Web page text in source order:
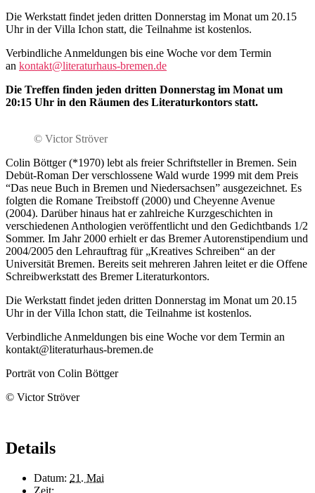
Die Werkstatt findet jeden dritten Donnerstag im Monat um 20.15
Uhr in der Villa Ichon statt, die Teilnahme ist kostenlos.
Verbindliche Anmeldungen bis eine Woche vor dem Termin
an kontakt@literaturhaus-bremen.de
Die Treffen finden jeden dritten Donnerstag im Monat um
20:15 Uhr in den Räumen des Literaturkontors statt.
© Victor Ströver
Colin Böttger (*1970) lebt als freier Schriftsteller in Bremen. Sein
Debüt-Roman Der verschlossene Wald wurde 1999 mit dem Preis
“Das neue Buch in Bremen und Niedersachsen” ausgezeichnet. Es
folgten die Romane Treibstoff (2000) und Cheyenne Avenue
(2004). Darüber hinaus hat er zahlreiche Kurzgeschichten in
verschiedenen Anthologien veröffentlicht und den Gedichtbands 1/2
Sommer. Im Jahr 2000 erhielt er das Bremer Autorenstipendium und
2004/2005 den Lehrauftrag für „Kreatives Schreiben“ an der
Universität Bremen. Bereits seit mehreren Jahren leitet er die Offene
Schreibwerkstatt des Bremer Literaturkontors.
Die Werkstatt findet jeden dritten Donnerstag im Monat um 20.15
Uhr in der Villa Ichon statt, die Teilnahme ist kostenlos.
Verbindliche Anmeldungen bis eine Woche vor dem Termin an
kontakt@literaturhaus-bremen.de
Porträt von Colin Böttger
© Victor Ströver
Details
Datum: 21. Mai